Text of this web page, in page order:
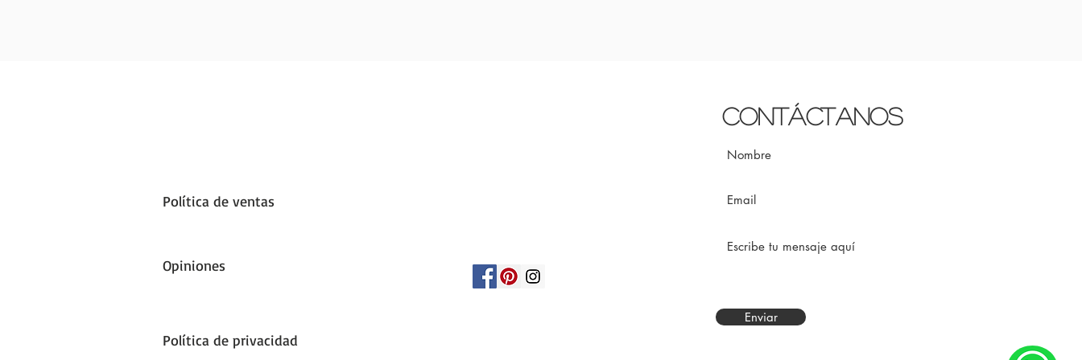
Política de ventas
Opiniones
Política de privacidad
Contáctanos
Enviar